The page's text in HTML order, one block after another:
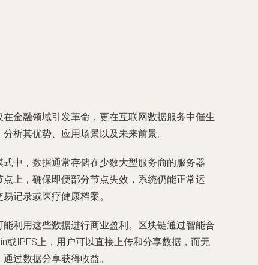
金融领域引发革命，更在互联网数据服务中催生
析其优势、应用场景以及未来前景。
中，数据通常存储在少数大型服务商的服务器
上，确保即便部分节点失效，系统仍能正常运
记录或医疗健康档案。
利用这些数据进行商业盈利。区块链通过智能合
IPFS上，用户可以直接上传和分享数据，而无
过数据分享获得收益。